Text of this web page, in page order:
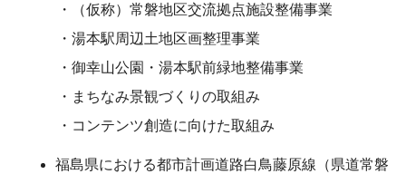
・（仮称）常磐地区交流拠点施設整備事業
・湯本駅周辺土地区画整理事業
・御幸山公園・湯本駅前緑地整備事業
・まちなみ景観づくりの取組み
・コンテンツ創造に向けた取組み
福島県における都市計画道路白鳥藤原線（県道常磐